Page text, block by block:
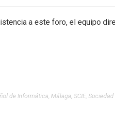
a este foro, el equipo
de Informática Málaga SCIE,